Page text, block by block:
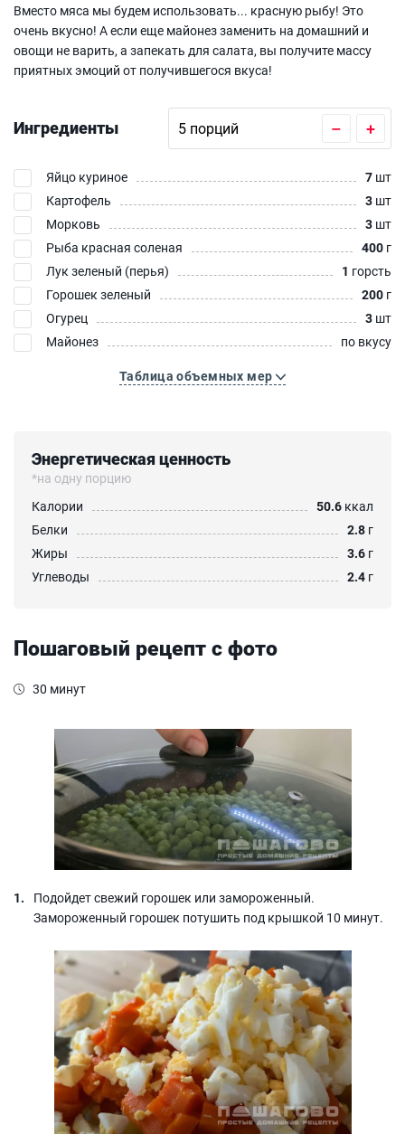
Вместо мяса мы будем использовать... красную рыбу! Это
очень вкусно! А если еще майонез заменить на домашний и
овощи не варить, а запекать для салата, вы получите массу
приятных эмоций от получившегося вкуса!
Ингредиенты – +
Яйцо куриное 7 шт
Картофель
3 шт
Морковь
3 шт
Рыба красная соленая
400 г
Лук зеленый (перья)
1 горсть
Горошек зеленый
200 г
Огурец
3 шт
Майонез
по вкусу
Таблица объемных мер
Энергетическая ценность
*на одну порцию
Калории
50.6 ккал
Белки
2.8 г
Жиры
3.6 г
Углеводы
2.4 г
Пошаговый рецепт с фото
30 минут
Подойдет свежий горошек или замороженный.
Замороженный горошек потушить под крышкой 10 минут.